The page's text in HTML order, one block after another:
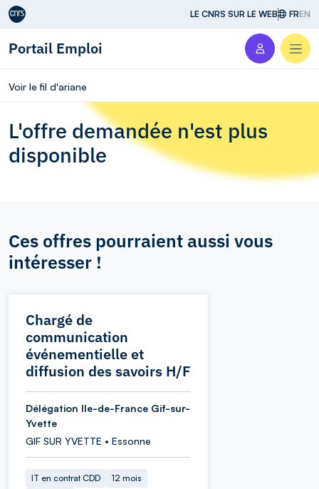
Aller au contenu LE CNRS SUR LE WEB FREN
Portail Emploi
Voir le fil d'ariane
L'offre demandée n'est plus
disponible
Ces offres pourraient aussi vous
intéresser !
Chargé de
communication
événementielle et
diffusion des savoirs H/F
Délégation Ile-de-France Gif-sur-
Yvette
GIF SUR YVETTE • Essonne
IT en contrat CDD
12 mois